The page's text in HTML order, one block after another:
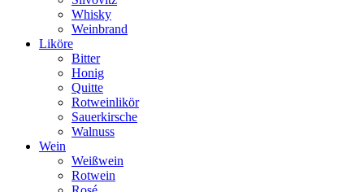
Whisky
Weinbrand
Liköre
Bitter
Honig
Quitte
Rotweinlikör
Sauerkirsche
Walnuss
Wein
Weißwein
Rotwein